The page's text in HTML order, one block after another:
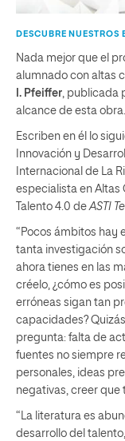
DESCUBRE NUESTROS
Nada mejor que el
alumnado con altas
I. Pfeiffer, publicada
alcance de esta obra.
Escriben en él lo
Innovación y
Internacional de La
especialista en
Talento 4.0 deASTI
“Pocos ámbitos hay
tanta investigación
ahora tienes en las
créelo, ¿cómo es
erróneas sigan tan
capacidades?
pregunta: falta de
fuentes no siempre
personales, ideas
negativas, creer que
“La literatura es
desarrollo del